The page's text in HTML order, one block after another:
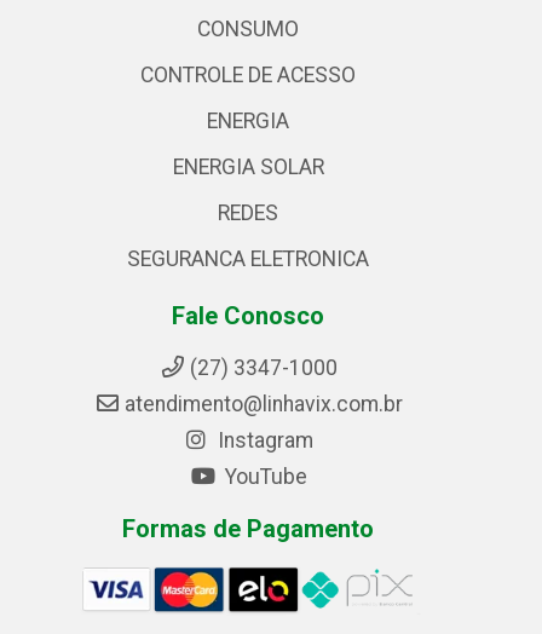
CONSUMO
CONTROLE DE ACESSO
ENERGIA
ENERGIA SOLAR
REDES
SEGURANCA ELETRONICA
Fale Conosco
(27) 3347-1000
atendimento@linhavix.com.br
Instagram
YouTube
Formas de Pagamento